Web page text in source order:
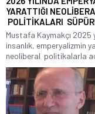
YARATTIĞI
POLİTİKALARI
Mustafa Kaymakçı 2025
insanlık, emperyalizmin
neoliberal politikalarla